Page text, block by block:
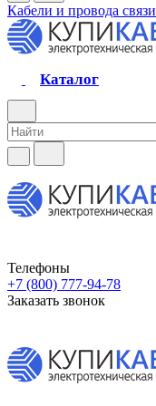
Кабели и провода связи
Каталог
Телефоны
+7 (800) 777-94-78
Заказать звонок